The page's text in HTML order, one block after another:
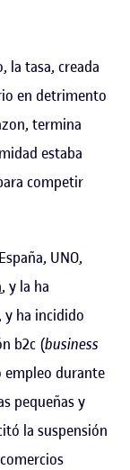
la tasa, creada
en detrimento
termina
estaba
competir
UNO,
, y la ha
ha incidido
b2c (business
durante
pequeñas y
la suspensión